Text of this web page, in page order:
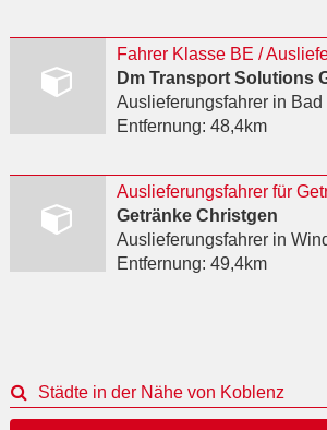
Dm Transport Solutions
Auslieferungsfahrerin Bad
Entfernung: 48,4km
Getränke Christgen
Auslieferungsfahrerin
Entfernung: 49,4km
Städte in der Nähe von Koblenz